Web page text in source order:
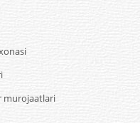
murojaatlari